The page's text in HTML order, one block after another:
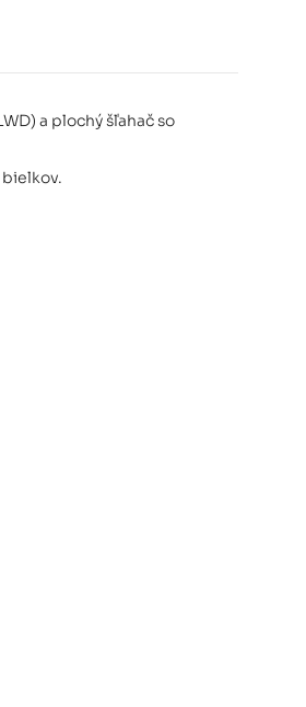
a plochý šľahač so